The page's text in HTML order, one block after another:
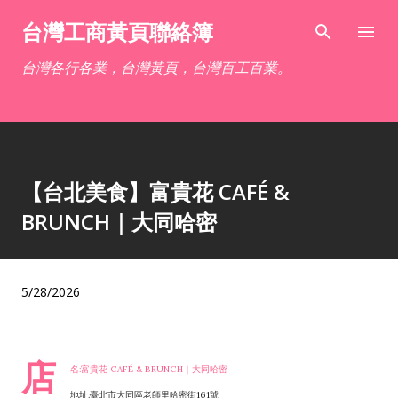
跳到主要內容
台灣工商黃頁聯絡簿
台灣各行各業，台灣黃頁，台灣百工百業。
【台北美食】富貴花 CAFÉ &
BRUNCH｜大同哈密
5/28/2026
店 名:富貴花 CAFÉ & BRUNCH｜大同哈密
地址:臺北市大同區老師里哈密街161號